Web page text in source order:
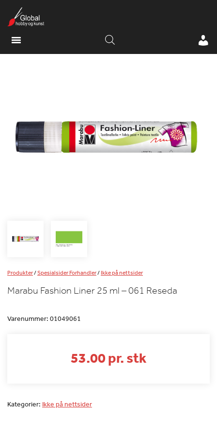
Produkter/Spesialsider Forhandler/Ikke på nettsider
Marabu Fashion Liner 25 ml – 061 Reseda
Varenummer: 01049061
53.00 pr. stk
Kategorier: Ikke på nettsider